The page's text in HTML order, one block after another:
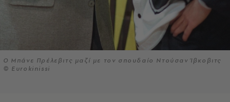
Ο Μπάνε Πρέλεβιτς μαζί με τον σπουδαίο Ντούσαν Ίβκοβιτς
© Eurokinissi